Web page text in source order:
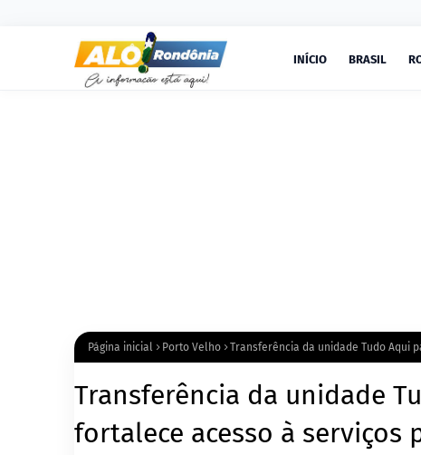
INÍCIO BRASIL
Página inicial Porto Velho Transferência da unidade Tudo Aqui
Transferência da unidade
fortalece acesso à serviços